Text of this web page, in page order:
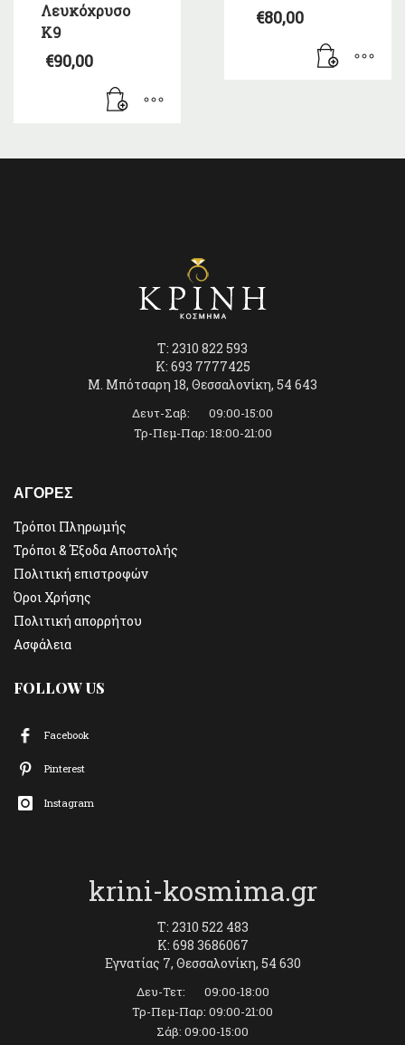
Λευκόχρυσο
Κ9
€90,00
€80,00
T: 2310 822 593
K: 693 7777425
Μ. Μπότσαρη 18, Θεσσαλονίκη, 54 643
Δευτ-Σαβ: 09:00-15:00
Τρ-Πεμ-Παρ: 18:00-21:00
ΑΓΟΡΕΣ
Τρόποι Πληρωμής
Τρόποι & Έξοδα Αποστολής
Πολιτική επιστροφών
Όροι Χρήσης
Πολιτική απορρήτου
Ασφάλεια
FOLLOW US
Facebook
Pinterest
Instagram
krini-kosmima.gr
T: 2310 522 483
K: 698 3686067
Εγνατίας 7, Θεσσαλονίκη, 54 630
Δευ-Τετ: 09:00-18:00
Τρ-Πεμ-Παρ: 09:00-21:00
Σάβ: 09:00-15:00